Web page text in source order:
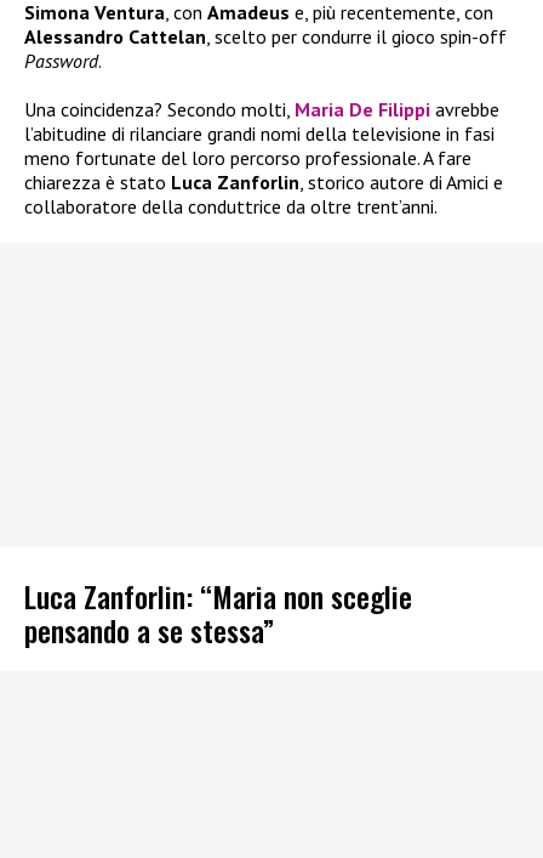
Simona Ventura, con Amadeus e, più recentemente, con
Alessandro Cattelan, scelto per condurre il gioco spin-off
Password.
Una coincidenza? Secondo molti, Maria De Filippi avrebbe
l’abitudine di rilanciare grandi nomi della televisione in fasi
meno fortunate del loro percorso professionale. A fare
chiarezza è stato Luca Zanforlin, storico autore di Amici e
collaboratore della conduttrice da oltre trent’anni.
Luca Zanforlin: “Maria non sceglie
pensando a se stessa”